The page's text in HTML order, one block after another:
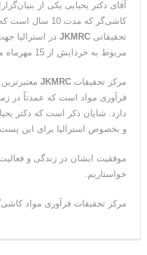
آقای دکتر یحیایی یکی از
کاشی‌گر که مدت
تحقیقاتی JKMRCدر استرالیا
مربوط به خردایش از 15 مهرماه مشغول به کار شد.
مرکز تحقیقات JKMRC
فرآوری مواد است که عمدتاً در
دارد. شایان ذکر است که دکتر
و بخصوص استرالیا برای این
موفقیت ایشان در زندگی و
خواستاریم.
مرکز تحقیقات فرآوری مواد